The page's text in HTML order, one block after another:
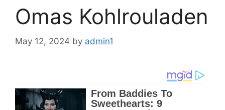
Omas Kohlrouladen
May 12, 2024 by admin1